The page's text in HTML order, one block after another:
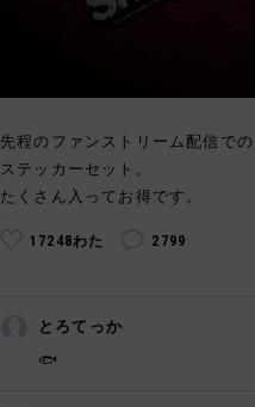
先程のファンストリーム配信で
ステッカーセット。
たくさん入ってお得です。
17248わた 2799
とろてっか
🐟